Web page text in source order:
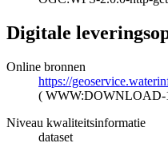
Digitale
Online bronnen
https://
( WWW:DOWNLOAD-
Niveau kwaliteitsinformatie
dataset